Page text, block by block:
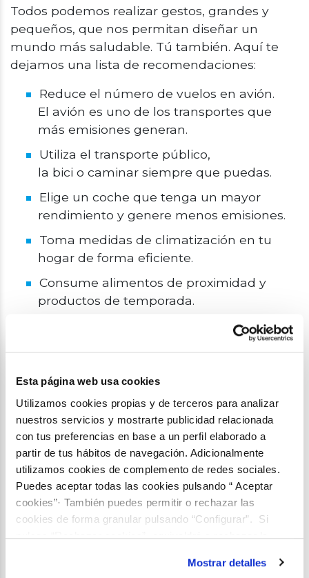
Esta página web usa cookies
Utilizamos cookies propias y de terceros para analizar
nuestros servicios y mostrarte publicidad relacionada
con tus preferencias en base a un perfil elaborado a
partir de tus hábitos de navegación. Adicionalmente
utilizamos cookies de complemento de redes sociales.
Puedes aceptar todas las cookies pulsando “ Aceptar
cookies”· También puedes permitir o rechazar las
cookies de forma granular pulsando “Configurar”. Si
pulsas “Rechazar cookies”, equivaldrá a rechazar la
son indispensables para que el sitio web funcione y que
Mostrar detalles
Todos podemos realizar gestos, grandes y
pequeños, que nos permitan diseñar un
mundo más saludable. Tú también. Aquí te
dejamos una lista de recomendaciones:
Reduce el número de vuelos en avión.
El avión es uno de los transportes que
más emisiones generan.
Utiliza el transporte público,
la bici o caminar siempre que puedas.
Elige un coche que tenga un mayor
rendimiento y genere menos emisiones.
Toma medidas de climatización en tu
hogar de forma eficiente.
Consume alimentos de proximidad y
productos de temporada.
Reduce la cantidad de carnes en tu dieta.
Lleva tu propia bolsa a la compra.
Recicla: cartón, papel, plástico, vidrio,
electrónicos…
Planta árboles endémicos. Eliminan entre
350 y 3.500 kg de carbono durante su
vida.